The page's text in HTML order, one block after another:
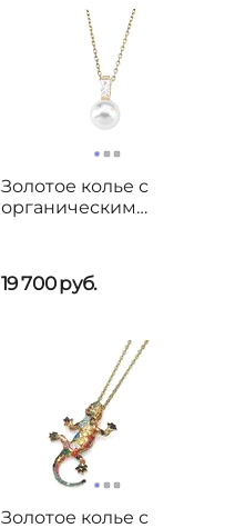
Золотое колье с
органическим
Y Yo
19 700руб.
Золотое колье с